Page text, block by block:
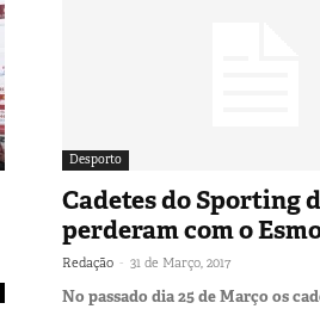
Desporto
Cadetes do Sporting
perderam com o
Redação - 31 de Março, 2017
No passado dia 25 de Março os